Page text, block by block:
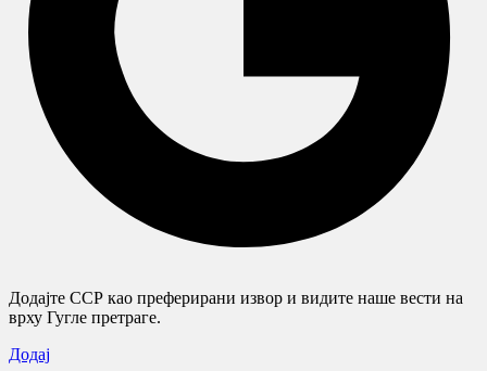
Додајте ССР као преферирани извор и видите наше вести на
врху Гугле претраге.
Додај